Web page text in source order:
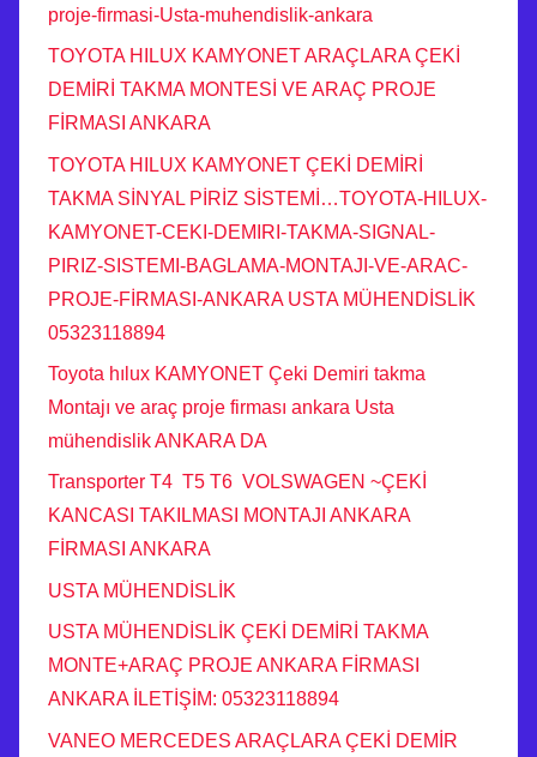
proje-firmasi-Usta-muhendislik-ankara
TOYOTA HILUX KAMYONET ARAÇLARA ÇEKİ
DEMİRİ TAKMA MONTESİ VE ARAÇ PROJE
FİRMASI ANKARA
TOYOTA HILUX KAMYONET ÇEKİ DEMİRİ
TAKMA SİNYAL PİRİZ SİSTEMİ…TOYOTA-HILUX-
KAMYONET-CEKI-DEMIRI-TAKMA-SIGNAL-
PIRIZ-SISTEMI-BAGLAMA-MONTAJI-VE-ARAC-
PROJE-FİRMASI-ANKARA USTA MÜHENDİSLİK
05323118894
Toyota hılux KAMYONET Çeki Demiri takma
Montajı ve araç proje firması ankara Usta
mühendislik ANKARA DA
Transporter T4 T5 T6 VOLSWAGEN ~ÇEKİ
KANCASI TAKILMASI MONTAJI ANKARA
FİRMASI ANKARA
USTA MÜHENDİSLİK
USTA MÜHENDİSLİK ÇEKİ DEMİRİ TAKMA
MONTE+ARAÇ PROJE ANKARA FİRMASI
ANKARA İLETİŞİM: 05323118894
VANEO MERCEDES ARAÇLARA ÇEKİ DEMİR